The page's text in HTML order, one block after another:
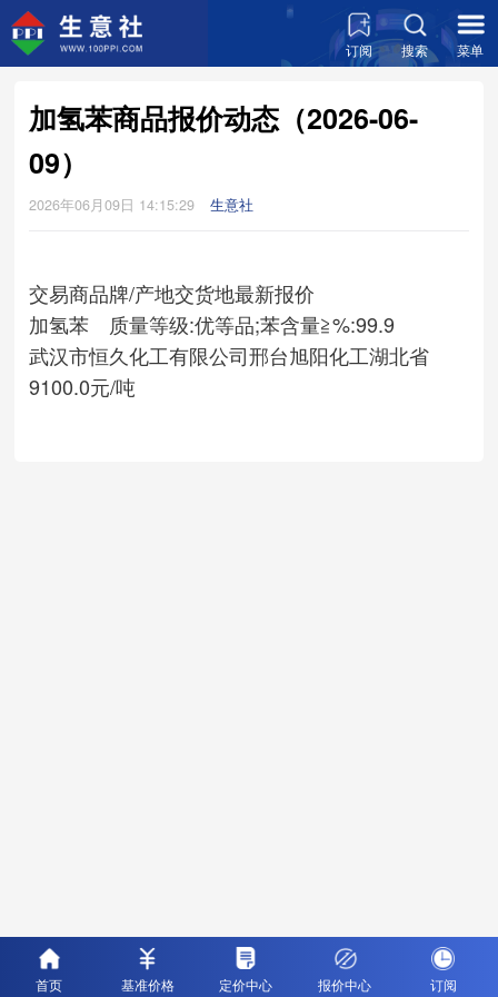
订阅 搜索 菜单
加氢苯商品报价动态（2026-06-
09）
2026年06月09日 14:15:29 生意社
交易商品牌/产地交货地最新报价
加氢苯 质量等级:优等品;苯含量≧%:99.9
武汉市恒久化工有限公司邢台旭阳化工湖北省
9100.0元/吨
首页 基准价格 定价中心 报价中心 订阅